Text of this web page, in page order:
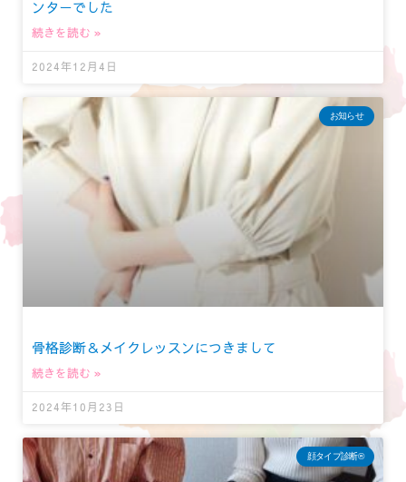
ンターでした
続きを読む »
2024年12月4日
お知らせ
骨格診断＆メイクレッスンにつきまして
続きを読む »
2024年10月23日
顔タイプ診断®︎